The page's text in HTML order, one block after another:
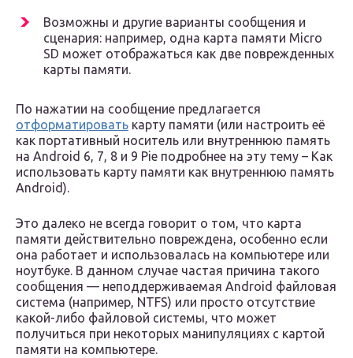
Возможны и другие варианты сообщения и
сценария: например, одна карта памяти Micro
SD может отображаться как две поврежденных
карты памяти.
По нажатии на сообщение предлагается
отформатировать карту памяти (или настроить её
как портативный носитель или внутреннюю память
на Android 6, 7, 8 и 9 Pie подробнее на эту тему – Как
использовать карту памяти как внутреннюю память
Android).
Это далеко не всегда говорит о том, что карта
памяти действительно повреждена, особенно если
она работает и использовалась на компьютере или
ноутбуке. В данном случае частая причина такого
сообщения — неподдерживаемая Android файловая
система (например, NTFS) или просто отсутствие
какой-либо файловой системы, что может
получиться при некоторых манипуляциях с картой
памяти на компьютере.